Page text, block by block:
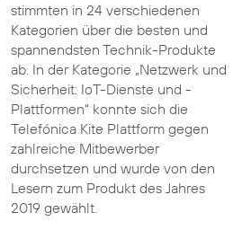
stimmten in 24 verschiedenen
Kategorien über die besten und
spannendsten Technik-Produkte
ab. In der Kategorie „Netzwerk und
Sicherheit: IoT-Dienste und -
Plattformen“ konnte sich die
Telefónica Kite Plattform gegen
zahlreiche Mitbewerber
durchsetzen und wurde von den
Lesern zum Produkt des Jahres
2019 gewählt.